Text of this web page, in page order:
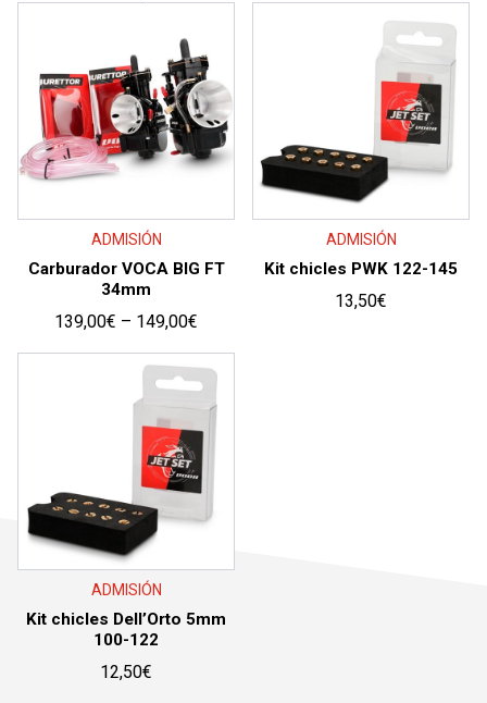
ADMISIÓN
Carburador VOCA BIG FT
34mm
139,00€ – 149,00€
139,00€
149,00€
ADMISIÓN
Kit chicles PWK 122-145
13,50€
ADMISIÓN
Kit chicles Dell’Orto 5mm
100-122
12,50€